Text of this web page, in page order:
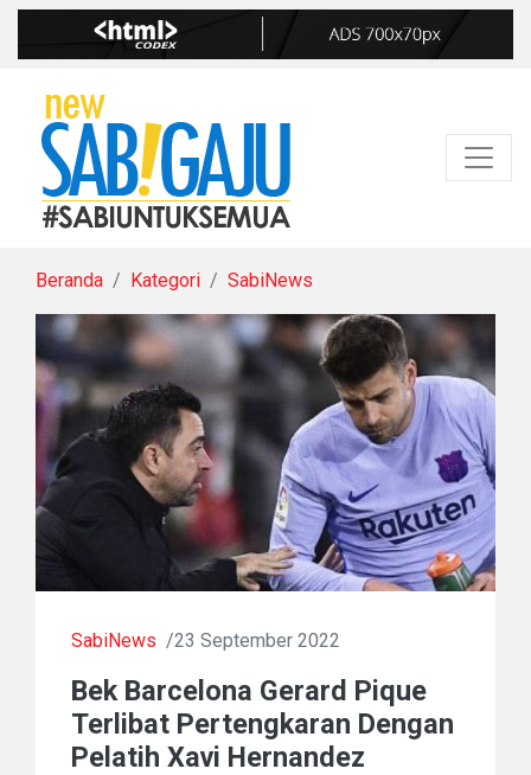
Beranda Kategori SabiNews
SabiNews /23 September 2022
Bek Barcelona Gerard Pique
Terlibat Pertengkaran Dengan
Pelatih Xavi Hernandez